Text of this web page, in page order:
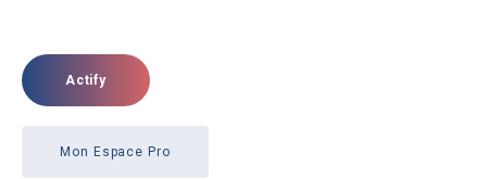
Actify
Mon Espace Pro